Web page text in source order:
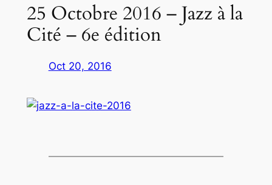
25 Octobre 2016 – Jazz à la
Cité – 6e édition
Oct 20, 2016